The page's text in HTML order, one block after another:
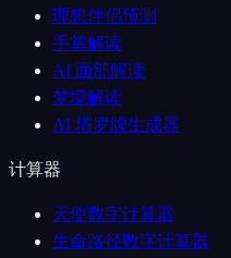
理想伴侣预测
手掌解读
AI 面部解读
梦境解读
AI 塔罗牌生成器
计算器
天使数字计算器
生命路径数字计算器